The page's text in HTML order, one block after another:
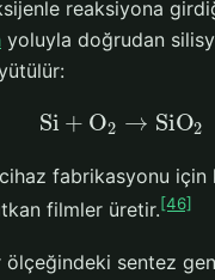
reaksiyona
yoluyla doğrudan
Si + O2 → SiO2
fabrikasyonu için
filmler üretir.[46]
ölçeğindeki sentez